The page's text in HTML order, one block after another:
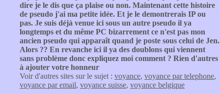
dire je le dis que ça plaise ou non. Maintenant cette histoire
de pseudo j'ai ma petite idée. Et je le demontrerais IP ou
pas. Je suis déjà venue ici sous un autre pseudo il ya
longtemps et du même PC bizarrement ce n'est pas mon
ancien pseudo qui apparaît quand je poste sous celui de Jen.
Alors ?? En revanche ici il ya des doublons qui viennent
sans problème donc expliquez moi comment ? Rien d'autres
à ajouter votre honneur
Voir d'autres sites sur le sujet : voyance, voyance par telephone,
voyance par email, voyance suisse, voyance belgique